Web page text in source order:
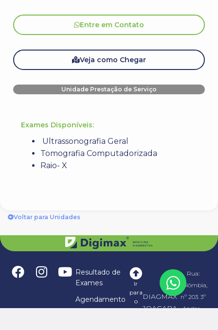
Entre em Contato
Veja como Chegar
Unidade Prestação de Serviço
Exames Disponíveis:
Ultrassonografia Geral
Tomografia Computadorizada
Raio- X
Voltar para Unidades
Resultado de
Exames
Agendamento
DIAGMAX
JOAÇABA
Rua:
Colômbia,
nº 203. 3º
Andar -
Ir
para
o
topo